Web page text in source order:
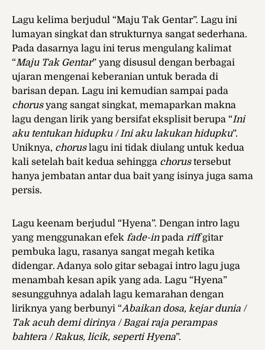
Lagu kelima berjudul “Maju Tak Gentar”. Lagu ini
lumayan singkat dan strukturnya sangat sederhana.
Pada dasarnya lagu ini terus mengulang kalimat
“Maju Tak Gentar” yang disusul dengan berbagai
ujaran mengenai keberanian untuk berada di
barisan depan. Lagu ini kemudian sampai pada
chorusyang sangat singkat, memaparkan makna
lagu dengan lirik yang bersifat eksplisit berupa “Ini
aku tentukan hidupku / Ini aku lakukan hidupku”.
Uniknya, choruslagu ini tidak diulang untuk kedua
kali setelah bait kedua sehingga chorustersebut
hanya jembatan antar dua bait yang isinya juga sama
persis.
Lagu keenam berjudul “Hyena”. Dengan intro lagu
yang menggunakan efek fade-inpada riffgitar
pembuka lagu, rasanya sangat megah ketika
didengar. Adanya solo gitar sebagai intro lagu juga
menambah kesan apik yang ada. Lagu “Hyena”
sesungguhnya adalah lagu kemarahan dengan
liriknya yang berbunyi “Abaikan dosa, kejar dunia /
Tak acuh demi dirinya / Bagai raja perampas
bahtera / Rakus, licik, seperti Hyena”.